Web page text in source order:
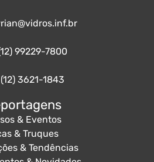
99229-7800
(12) 3621-1843
& Eventos
& Truques
& Tendências